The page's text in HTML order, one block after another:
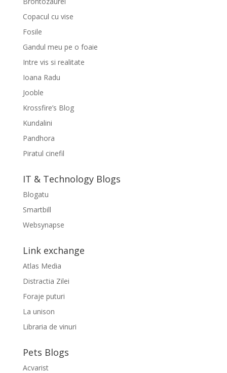
Copacul cu vise
Fosile
Gandul meu pe o foaie
Intre vis si realitate
Ioana Radu
Jooble
Krossfire’s Blog
Kundalini
Pandhora
Piratul cinefil
IT & Technology Blogs
Blogatu
Smartbill
Websynapse
Link exchange
Atlas Media
Distractia Zilei
Foraje puturi
La unison
Libraria de vinuri
Pets Blogs
Acvarist